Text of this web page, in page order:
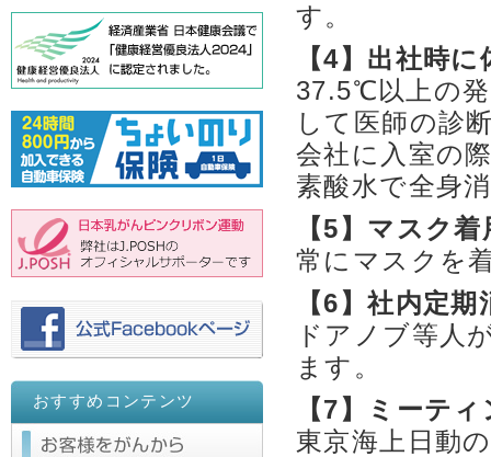
おすすめコンテンツ
す。
【4】出社時
37.5℃以上の
して医師の診
会社に入室の
素酸水で全身
【5】マスク着
常にマスクを
【6】社内定期
ドアノブ等人
ます。
【7】ミーテ
東京海上日動